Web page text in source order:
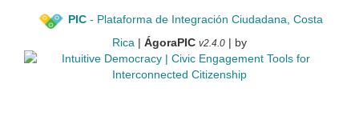
PIC- Plataforma de Integración Ciudadana, Costa
Rica | ÁgoraPIC v2.4.0 | by